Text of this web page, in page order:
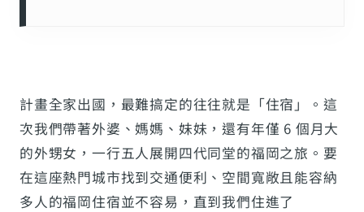
計畫全家出國，最難搞定的往往就是「住宿」。這
次我們帶著外婆、媽媽、妹妹，還有年僅 6 個月大
的外甥女，一行五人展開四代同堂的福岡之旅。要
在這座熱門城市找到交通便利、空間寬敞且能容納
多人的福岡住宿並不容易，直到我們住進了